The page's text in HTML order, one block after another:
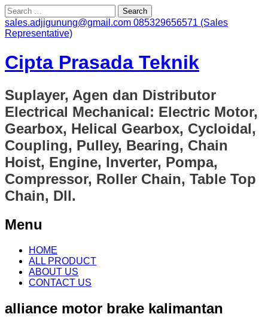
Search
for:
sales.adjigunung@gmail.com 085329656571 (Sales
Representative)
Cipta Prasada Teknik
Suplayer, Agen dan Distributor
Electrical Mechanical: Electric Motor,
Gearbox, Helical Gearbox, Cycloidal,
Coupling, Pulley, Bearing, Chain
Hoist, Engine, Inverter, Pompa,
Compressor, Roller Chain, Table Top
Chain, Dll.
Menu
Skip
content
HOME
ALL PRODUCT
ABOUT US
CONTACT US
alliance motor brake kalimantan